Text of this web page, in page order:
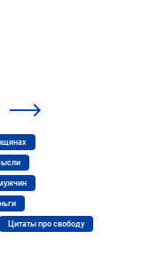
Цитаты про свободу